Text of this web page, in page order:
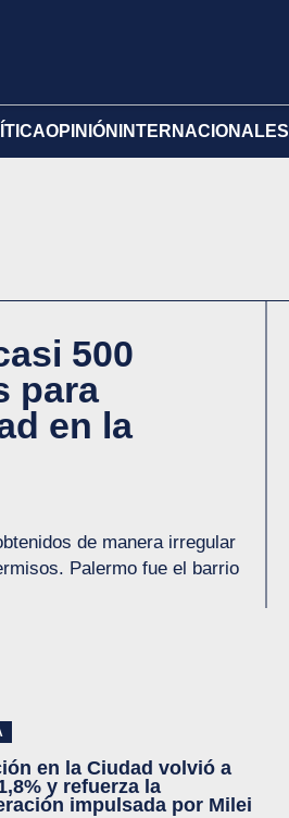
OPINIÓN INTERNACIONALES
500
para
en la
de manera irregular
Palermo fue el barrio
en la Ciudad volvió a
y refuerza la
impulsada por Milei